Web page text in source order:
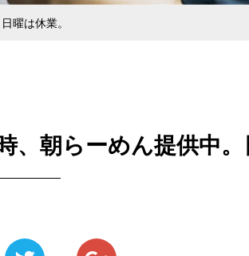
星管理と社員教育
メン用食材 純生パスタシリ
メニューをご検討の方
商品を
100年の歩み 直営らーめん店・麺の
曜は休業。
朝らーめん提供中。